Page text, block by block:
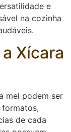
e
na cozinha
Xícara
mel podem ser
de cada